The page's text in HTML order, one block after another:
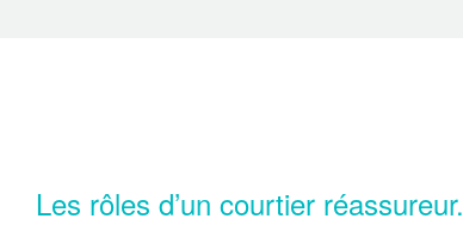
Les rôles d’un courtier réassureur.